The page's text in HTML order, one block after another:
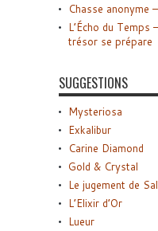
Chasse anonyme
L’Écho du Temps
trésor se prépare
SUGGESTIONS
Mysteriosa
Exkalibur
Carine Diamond
Gold & Crystal
Le jugement de
L’Elixir d’Or
Lueur